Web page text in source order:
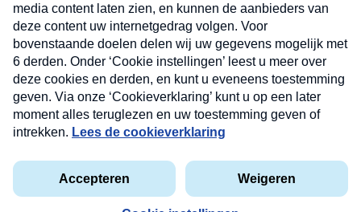
Privacyverklaring
Cookieverklaring
Kwetsbaarheid melden
Copyright © 2026 MAX Vandaag - Omroep MAX
Nieuwsbrief
Neem hier een gratis abonnement op onze
nieuwsbrief. Elke vrijdag- en dinsdagochtend in uw